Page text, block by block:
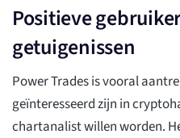
Positieve
getuigenissen
Power Trades is vooral
geïnteresseerd zijn in
chartanalist willen worden.